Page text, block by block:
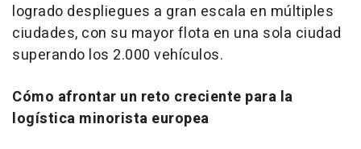
logrado despliegues a gran escala en múltiples
ciudades, con su mayor flota en una sola ciudad
superando los 2.000 vehículos.
Cómo afrontar un reto creciente para la
logística minorista europea